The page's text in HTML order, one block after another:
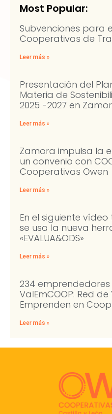
Most Popular:
Subvenciones para
Cooperativas de
Leer más »
Presentación del
Materia de
2025 -2027 en
Leer más »
Zamora impulsa la
un convenio con
Cooperativas Owen
Leer más »
En el siguiente
se usa la nueva
«EVALUA&ODS»
Leer más »
234
ValEmCOOP: Red
Emprenden en
Leer más »